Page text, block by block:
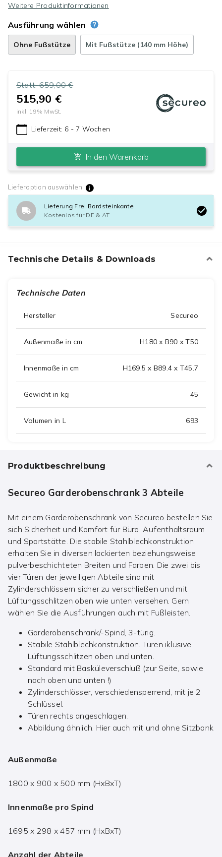
Weitere Produktinformationen
Ausführung wählen
Ohne Fußstütze Mit Fußstütze (140 mm Höhe)
Statt:659,00 €
515,90 €
inkl. 19% MwSt.
Lieferzeit: 6 - 7 Wochen
In den Warenkorb
Lieferoption auswählen:
Lieferung Frei Bordsteinkante
Kostenlos für DE & AT
Technische Details & Downloads
Technische Daten
Hersteller Secureo
Außenmaße in cm H180 x B90 x T50
Innenmaße in cm H169.5 x B89.4 x T45.7
Gewicht in kg 45
Volumen in L 693
Produktbeschreibung
Secureo Garderobenschrank 3 Abteile
Mit einem Garderobenschrank von Secureo bestellen Sie
sich Sicherheit und Komfort für Büro, Aufenthaltsraum
und Sportstätte. Die stabile Stahlblechkonstruktion
erhalten Sie in diversen lackierten beziehungsweise
pulverbeschichteten Breiten und Farben. Die zwei bis
vier Türen der jeweiligen Abteile sind mit
Zylinderschlössern sicher zu verschließen und mit
Lüftungsschlitzen oben wie unten versehen. Gern
wählen Sie die Ausführungen auch mit Fußleisten.
Garderobenschrank/-Spind, 3-türig.
Stabile Stahlblechkonstruktion. Türen iklusive
Lüftungsschlitzen oben und unten.
Standard mit Basküleverschluß (zur Seite, sowie
nach oben und unten !)
Zylinderschlösser, verschiedensperrend, mit je 2
Schlüssel.
Türen rechts angeschlagen.
Abbildung ähnlich. Hier auch mit und ohne Sitzbank
Außenmaße
1800 x 900 x 500 mm (HxBxT)
Innenmaße pro Spind
1695 x 298 x 457 mm (HxBxT)
Anzahl der Abteile